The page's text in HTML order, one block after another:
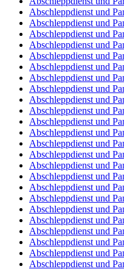
Abschleppdienst und
Abschleppdienst und
Abschleppdienst und
Abschleppdienst und
Abschleppdienst und
Abschleppdienst und
Abschleppdienst und
Abschleppdienst und
Abschleppdienst und
Abschleppdienst und
Abschleppdienst und
Abschleppdienst und
Abschleppdienst und
Abschleppdienst und
Abschleppdienst und
Abschleppdienst und
Abschleppdienst und
Abschleppdienst und
Abschleppdienst und
Abschleppdienst und
Abschleppdienst und
Abschleppdienst und
Abschleppdienst und
Abschleppdienst und